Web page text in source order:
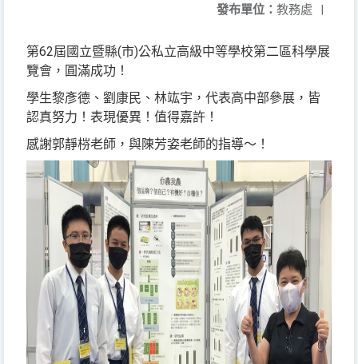
發布單位： 教務處 |
第62屆國立暨縣(市)公私立高級中等學校第二區科學展
覽會，圓滿成功！
學生黎彥德、劉康民、林竑宇，代表高中部參展，皆
認真努力！表現優異！值得嘉許！
感謝郭靜梤老師，與陳芳姿老師的指導～！